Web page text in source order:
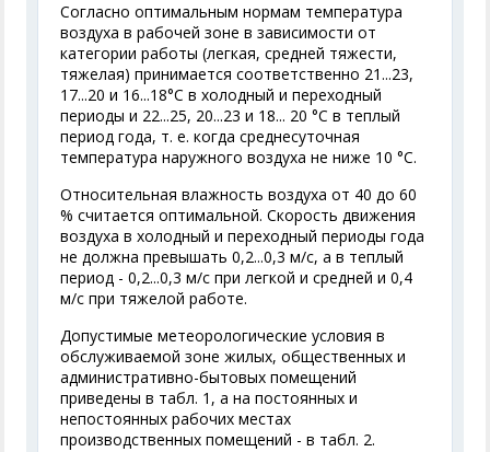
Согласно оптимальным нормам температура
воздуха в рабочей зоне в зависимости от
категории работы (легкая, средней тяжести,
тяжелая) принимается соответственно 21...23,
17...20 и 16...18°С в холодный и переходный
периоды и 22...25, 20...23 и 18... 20 °С в теплый
период года, т. е. когда среднесуточная
температура наружного воздуха не ниже 10 °С.
Относительная влажность воздуха от 40 до 60
% считается оптимальной. Скорость движения
воздуха в холодный и переходный периоды года
не должна превышать 0,2...0,3 м/с, а в теплый
период - 0,2...0,3 м/с при легкой и средней и 0,4
м/с при тяжелой работе.
Допустимые метеорологические условия в
обслуживаемой зоне жилых, общественных и
административно-бытовых помещений
приведены в табл. 1, а на постоянных и
непостоянных рабочих местах
производственных помещений - в табл. 2.